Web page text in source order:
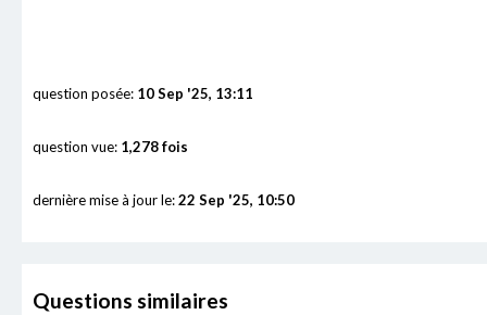
question posée: 10 Sep '25, 13:11
question vue: 1,278 fois
dernière mise à jour le:22 Sep '25, 10:50
Questions similaires